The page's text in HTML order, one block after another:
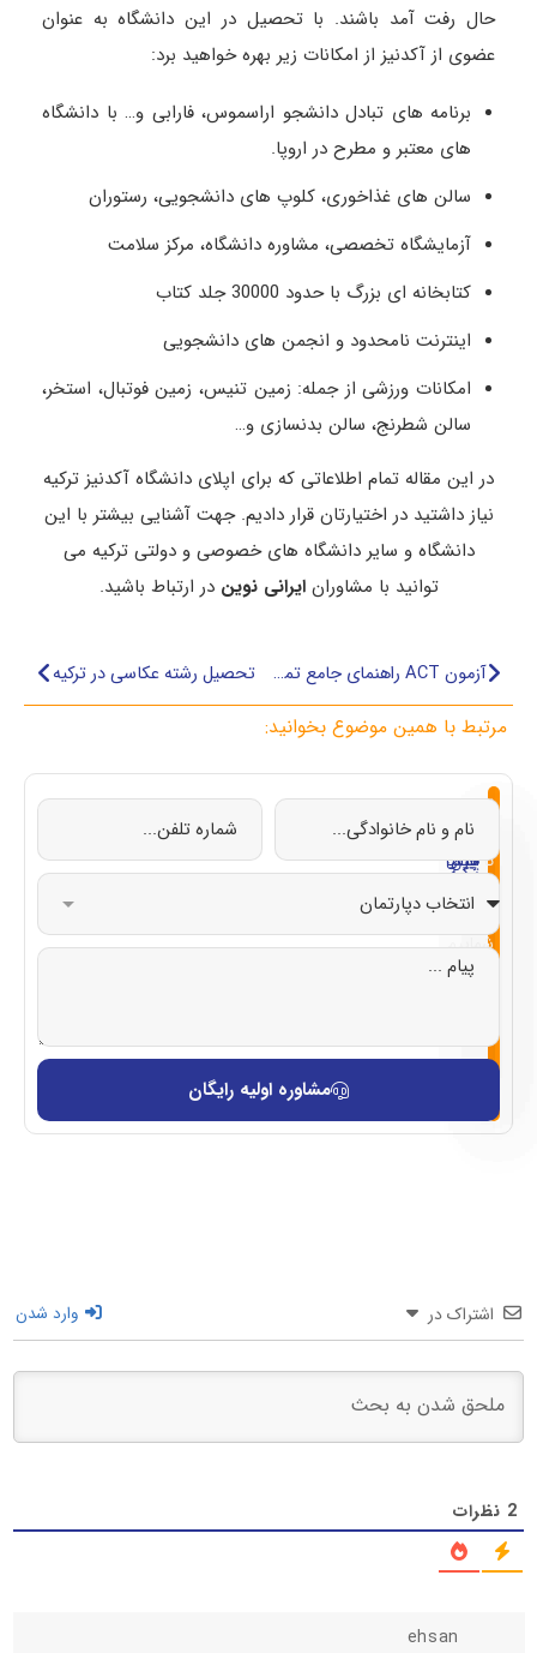
حال رفت آمد باشند. با تحصیل در این دانشگاه به عنوان
عضوی از آکدنیز از امکانات زیر بهره خواهید برد:
برنامه های تبادل دانشجو اراسموس، فارابی و… با دانشگاه
های معتبر و مطرح در اروپا.
سالن های غذاخوری، کلوپ های دانشجویی، رستوران
آزمایشگاه تخصصی، مشاوره دانشگاه، مرکز سلامت
کتابخانه ای بزرگ با حدود 30000 جلد کتاب
اینترنت نامحدود و انجمن های دانشجویی
امکانات ورزشی از جمله: زمین تنیس، زمین فوتبال، استخر،
سالن شطرنج، سالن بدنسازی و…
در این مقاله تمام اطلاعاتی که برای اپلای دانشگاه آکدنیز ترکیه
نیاز داشتید در اختیارتان قرار دادیم. جهت آشنایی بیشتر با این
دانشگاه و سایر دانشگاه های خصوصی و دولتی ترکیه می
توانید با مشاورانایرانی نوین در ارتباط باشید.
آزمون ACT راهنمای جامع تمامی شرایط ورود تحصیل رشته عکاسی در ترکیه
مرتبط با همین موضوع بخوانید:
از
صفر
تا
با
شماییم
تحصیل
ترکیه
در
ایتالیا
در
چین
در
قبرس
مشاوره اولیه رایگان
اشتراک در وارد شدن
2 نظرات
ehsan